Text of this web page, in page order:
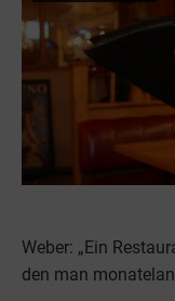
Weber: „Ein
den man